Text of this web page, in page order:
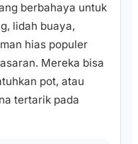
berbahaya untuk
lidah buaya,
hias populer
Mereka bisa
pot, atau
tertarik pada